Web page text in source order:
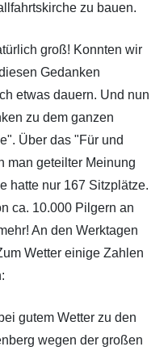
zu bauen.
groß! Konnten wir
Gedanken
etwas dauern. Und nun
zu dem ganzen
Über das "Für und
man geteilter Meinung
hatte nur 167 Sitzplätze.
ca. 10.000 Pilgern an
An den Werktagen
Wetter einige Zahlen
gutem Wetter zu den
wegen der großen